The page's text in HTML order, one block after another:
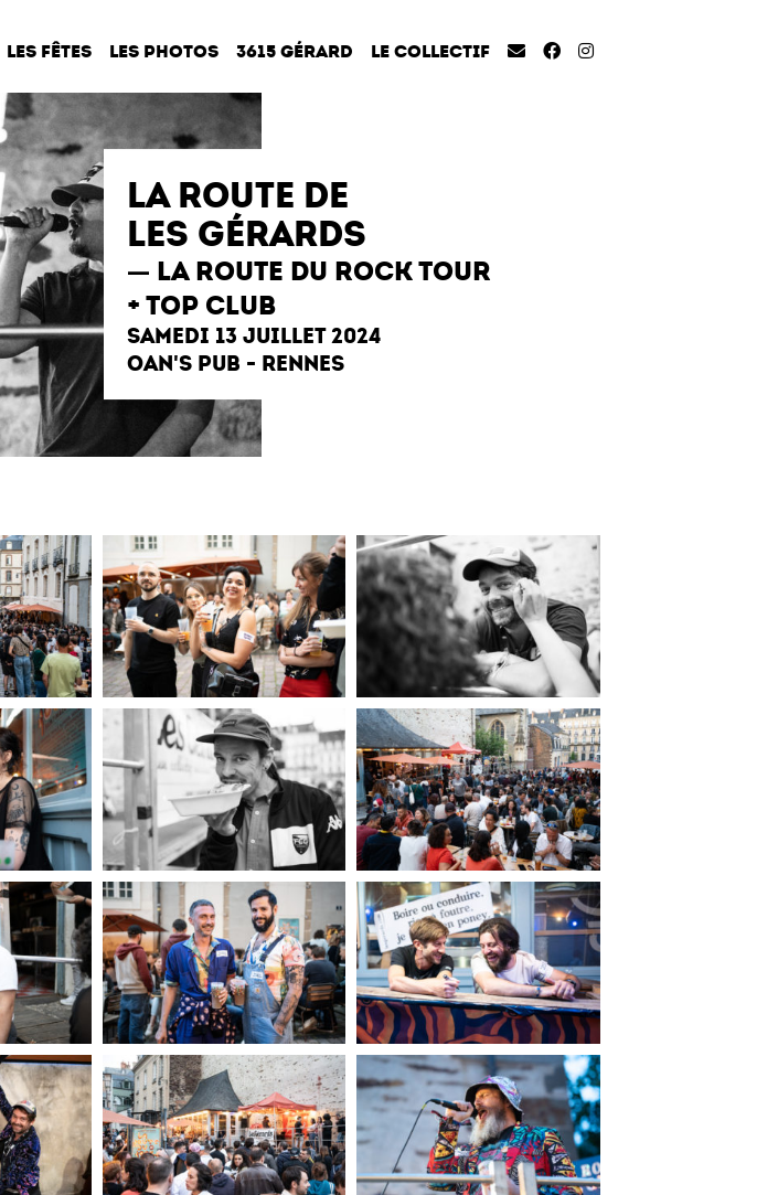
LES FÊTES LES PHOTOS 3615 GÉRARD LE COLLECTIF
LA ROUTE DE
LES GÉRARDS
LA ROUTE DU ROCK TOUR
+ TOP CLUB
SAMEDI 13 JUILLET 2024
OAN'S PUB - RENNES